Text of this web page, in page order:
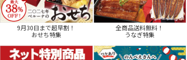
9月30日まで超早割！
おせち特集
全商品送料無料！
うなぎ特集